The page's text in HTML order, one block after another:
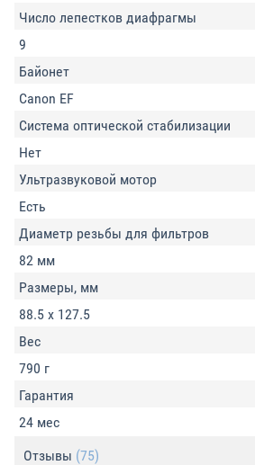
Число лепестков диафрагмы
9
Байонет
Canon EF
Система оптической стабилизации
Нет
Ультразвуковой мотор
Есть
Диаметр резьбы для фильтров
82 мм
Размеры, мм
88.5 x 127.5
Вес
790 г
Гарантия
24 мес
Отзывы (75)